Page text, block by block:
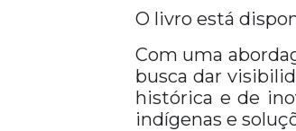
O livro está
Com uma
busca dar
histórica e de
indígenas e